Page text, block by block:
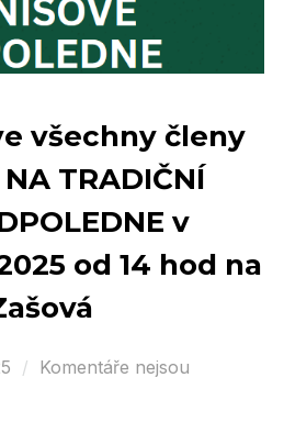
všechny členy
TRADIČNÍ
v
od 14 hod na
Komentáře nejsou